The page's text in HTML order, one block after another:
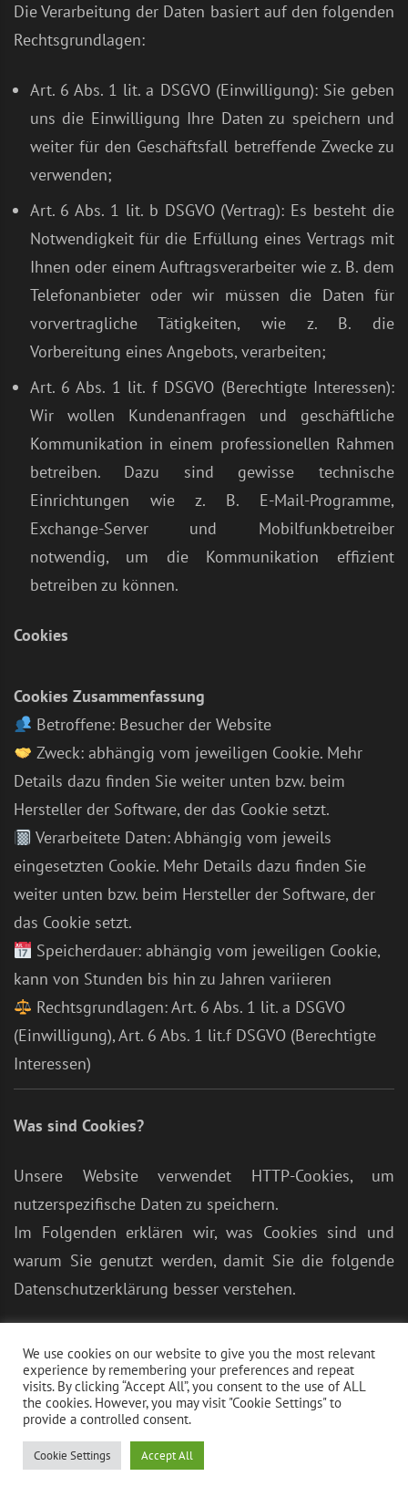
Die Verarbeitung der Daten basiert auf den folgenden
Rechtsgrundlagen:
Art. 6 Abs. 1 lit. a DSGVO (Einwilligung): Sie geben
uns die Einwilligung Ihre Daten zu speichern und
weiter für den Geschäftsfall betreffende Zwecke zu
verwenden;
Art. 6 Abs. 1 lit. b DSGVO (Vertrag): Es besteht die
Notwendigkeit für die Erfüllung eines Vertrags mit
Ihnen oder einem Auftragsverarbeiter wie z. B. dem
Telefonanbieter oder wir müssen die Daten für
vorvertragliche Tätigkeiten, wie z. B. die
Vorbereitung eines Angebots, verarbeiten;
Art. 6 Abs. 1 lit. f DSGVO (Berechtigte Interessen):
Wir wollen Kundenanfragen und geschäftliche
Kommunikation in einem professionellen Rahmen
betreiben. Dazu sind gewisse technische
Einrichtungen wie z. B. E-Mail-Programme,
Exchange-Server und Mobilfunkbetreiber
notwendig, um die Kommunikation effizient
betreiben zu können.
Cookies
Cookies Zusammenfassung
Betroffene: Besucher der Website
Zweck: abhängig vom jeweiligen Cookie. Mehr
Details dazu finden Sie weiter unten bzw. beim
Hersteller der Software, der das Cookie setzt.
Verarbeitete Daten: Abhängig vom jeweils
eingesetzten Cookie. Mehr Details dazu finden Sie
weiter unten bzw. beim Hersteller der Software, der
das Cookie setzt.
Speicherdauer: abhängig vom jeweiligen Cookie,
kann von Stunden bis hin zu Jahren variieren
Rechtsgrundlagen: Art. 6 Abs. 1 lit. a DSGVO
(Einwilligung), Art. 6 Abs. 1 lit.f DSGVO (Berechtigte
Interessen)
Was sind Cookies?
Unsere Website verwendet HTTP-Cookies, um
nutzerspezifische Daten zu speichern.
Im Folgenden erklären wir, was Cookies sind und
warum Sie genutzt werden, damit Sie die folgende
Datenschutzerklärung besser verstehen.
verwenden Sie einen Browser. Bekannte Browser sind
beispielsweise Chrome, Safari, Firefox, Internet
Explorer und Microsoft Edge. Die meisten Websites
speichern kleine Text-Dateien in Ihrem Browser. Diese
We use cookies on our website to give you the most relevant
experience by remembering your preferences and repeat
visits. By clicking “Accept All”, you consent to the use of ALL
the cookies. However, you may visit "Cookie Settings" to
provide a controlled consent.
Cookie Settings Accept All